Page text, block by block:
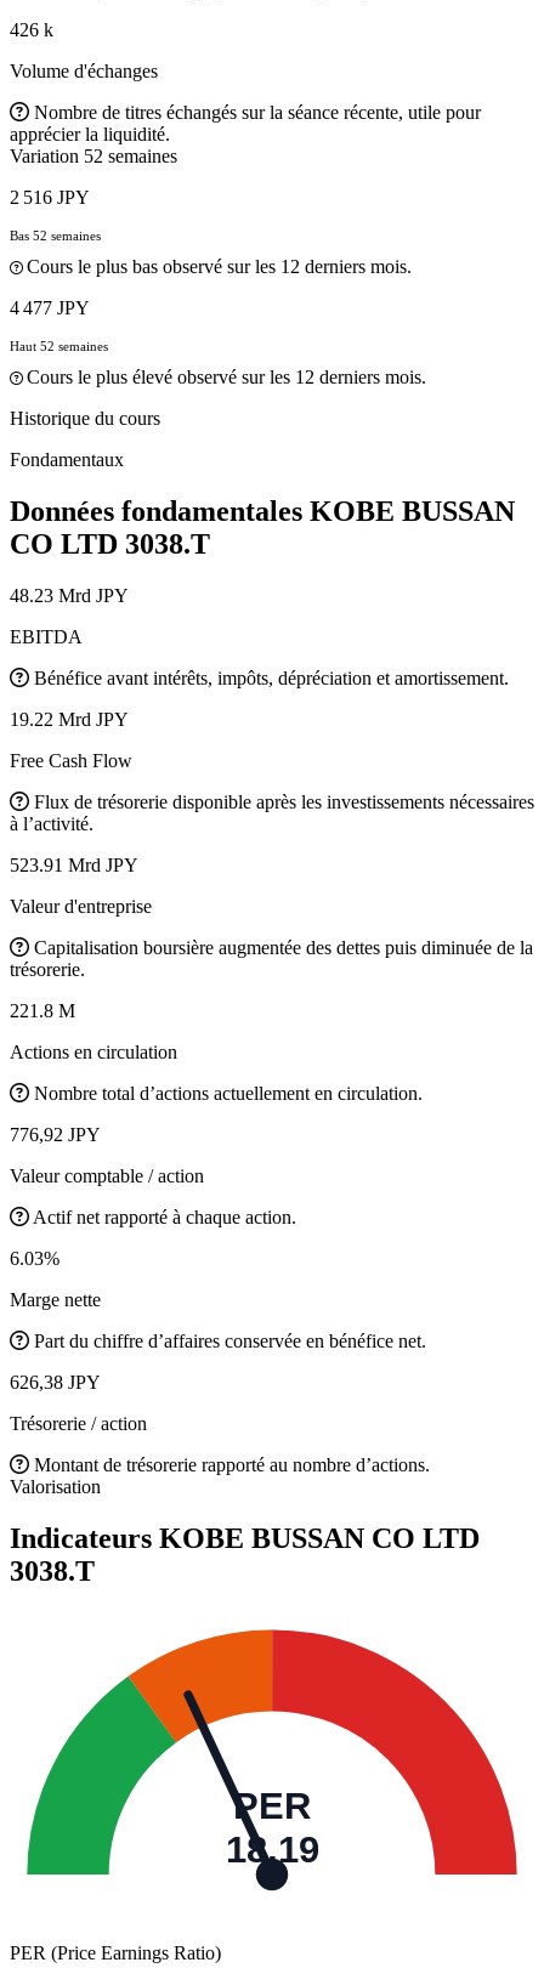
426 k
Volume d'échanges
Nombre de titres échangés sur la séance récente, utile pour
apprécier la liquidité.
Variation 52 semaines
2 516 JPY
Bas 52 semaines
Cours le plus bas observé sur les 12 derniers mois.
4 477 JPY
Haut 52 semaines
Cours le plus élevé observé sur les 12 derniers mois.
Historique du cours
Fondamentaux
Données fondamentales KOBE BUSSAN
CO LTD 3038.T
48.23 Mrd JPY
EBITDA
Bénéfice avant intérêts, impôts, dépréciation et amortissement.
19.22 Mrd JPY
Free Cash Flow
Flux de trésorerie disponible après les investissements nécessaires
à l’activité.
523.91 Mrd JPY
Valeur d'entreprise
Capitalisation boursière augmentée des dettes puis diminuée de la
trésorerie.
221.8 M
Actions en circulation
Nombre total d’actions actuellement en circulation.
776,92 JPY
Valeur comptable / action
Actif net rapporté à chaque action.
6.03%
Marge nette
Part du chiffre d’affaires conservée en bénéfice net.
626,38 JPY
Trésorerie / action
Montant de trésorerie rapporté au nombre d’actions.
Valorisation
Indicateurs KOBE BUSSAN CO LTD
3038.T
PER
18,19
PER (Price Earnings Ratio)